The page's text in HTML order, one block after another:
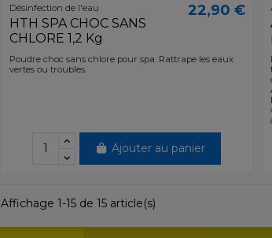
Désinfection de l'eau
HTH SPA CHOC SANS
CHLORE 1,2 Kg
22,90 €
Poudre choc sans chlore pour spa. Rattrape les eaux
vertes ou troubles.
Ajouter au panier
Affichage 1-15 de 15 article(s)